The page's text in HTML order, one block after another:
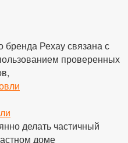
бренда Рехау связана с
проверенных
делать частичный
доме